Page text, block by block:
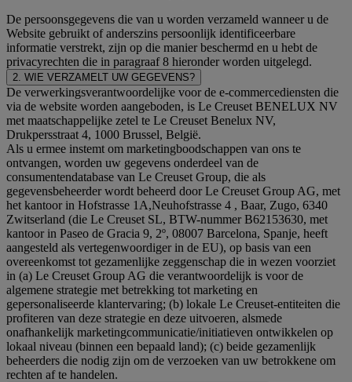
De persoonsgegevens die van u worden verzameld wanneer u de
Website gebruikt of anderszins persoonlijk identificeerbare
informatie verstrekt, zijn op die manier beschermd en u hebt de
privacyrechten die in paragraaf 8 hieronder worden uitgelegd.
2. WIE VERZAMELT UW GEGEVENS?
De verwerkingsverantwoordelijke voor de e-commercediensten die
via de website worden aangeboden, is Le Creuset BENELUX NV
met maatschappelijke zetel te Le Creuset Benelux NV,
Drukpersstraat 4, 1000 Brussel, België.
Als u ermee instemt om marketingboodschappen van ons te
ontvangen, worden uw gegevens onderdeel van de
consumentendatabase van Le Creuset Group, die als
gegevensbeheerder wordt beheerd door Le Creuset Group AG, met
het kantoor in Hofstrasse 1A,Neuhofstrasse 4 , Baar, Zugo, 6340
Zwitserland (die Le Creuset SL, BTW-nummer B62153630, met
kantoor in Paseo de Gracia 9, 2º, 08007 Barcelona, Spanje, heeft
aangesteld als vertegenwoordiger in de EU), op basis van een
overeenkomst tot gezamenlijke zeggenschap die in wezen voorziet
in (a) Le Creuset Group AG die verantwoordelijk is voor de
algemene strategie met betrekking tot marketing en
gepersonaliseerde klantervaring; (b) lokale Le Creuset-entiteiten die
profiteren van deze strategie en deze uitvoeren, alsmede
onafhankelijk marketingcommunicatie/initiatieven ontwikkelen op
lokaal niveau (binnen een bepaald land); (c) beide gezamenlijk
beheerders die nodig zijn om de verzoeken van uw betrokkene om
rechten af te handelen.